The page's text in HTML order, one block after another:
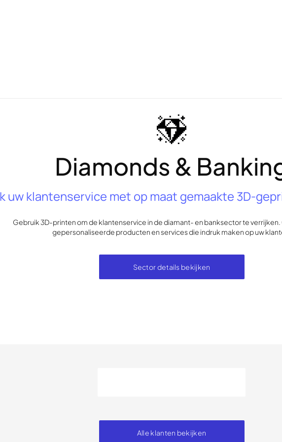
Diamonds &
uw klantenservice met op maat gemaakte 3D-
Gebruik 3D-printen om de klantenservice in de diamant- en banksector te
gepersonaliseerde producten en services die indruk maken op uw
Sector details bekijken
Alle klanten bekijken